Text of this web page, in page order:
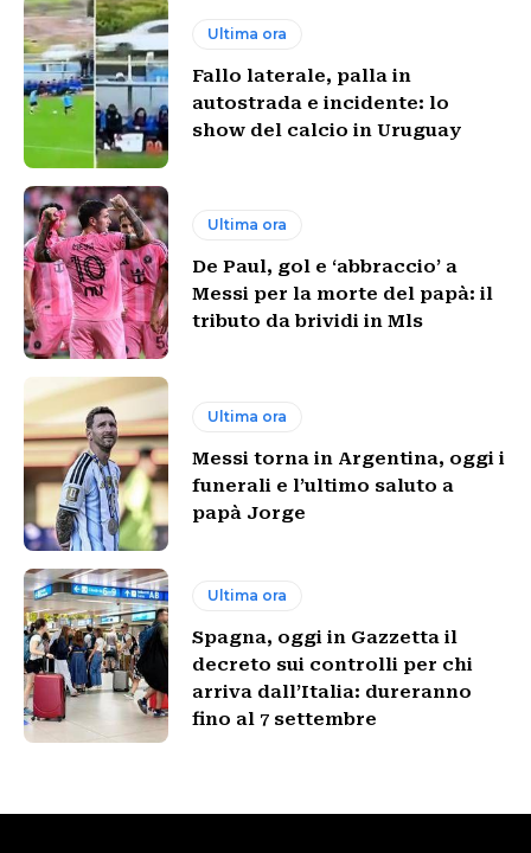
Ultima ora
Fallo laterale, palla in
autostrada e incidente: lo
show del calcio in Uruguay
Ultima ora
De Paul, gol e ‘abbraccio’ a
Messi per la morte del papà: il
tributo da brividi in Mls
Ultima ora
Messi torna in Argentina, oggi i
funerali e l’ultimo saluto a
papà Jorge
Ultima ora
Spagna, oggi in Gazzetta il
decreto sui controlli per chi
arriva dall’Italia: dureranno
fino al 7 settembre